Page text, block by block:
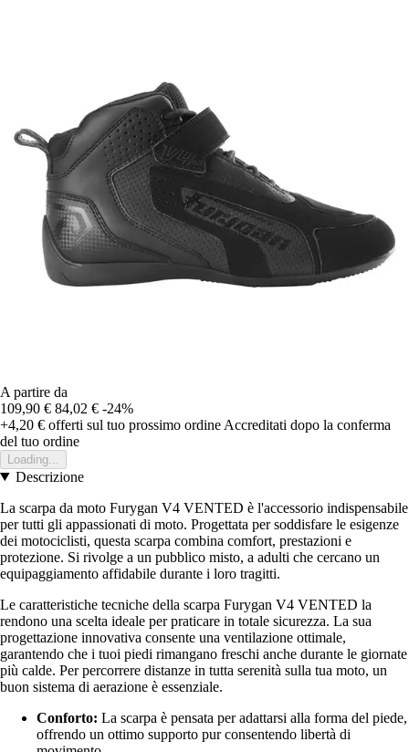
A partire da
109,90 € 84,02 € -24%
+4,20 € offerti sul tuo prossimo ordine Accreditati dopo la conferma
del tuo ordine
Loading...
Descrizione
La scarpa da moto Furygan V4 VENTED è l'accessorio indispensabile
per tutti gli appassionati di moto. Progettata per soddisfare le esigenze
dei motociclisti, questa scarpa combina comfort, prestazioni e
protezione. Si rivolge a un pubblico misto, a adulti che cercano un
equipaggiamento affidabile durante i loro tragitti.
Le caratteristiche tecniche della scarpa Furygan V4 VENTED la
rendono una scelta ideale per praticare in totale sicurezza. La sua
progettazione innovativa consente una ventilazione ottimale,
garantendo che i tuoi piedi rimangano freschi anche durante le giornate
più calde. Per percorrere distanze in tutta serenità sulla tua moto, un
buon sistema di aerazione è essenziale.
Conforto: La scarpa è pensata per adattarsi alla forma del piede,
offrendo un ottimo supporto pur consentendo libertà di